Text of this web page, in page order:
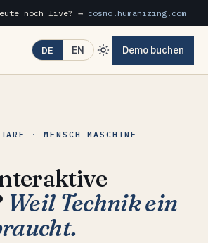
noch live? → cosmo.humanizing.com
DE EN Demo buchen
· MENSCH-MASCHINE-
Weil Technik ein